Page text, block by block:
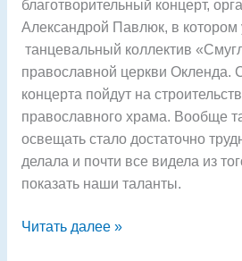
благотворительный концерт,
Александрой Павлюк, в котором
танцевальный коллектив
православной церкви Окленда.
концерта пойдут на
православного храма. Вообще
освещать стало достаточно
делала и почти все видела из
показать наши таланты.
Читать далее »